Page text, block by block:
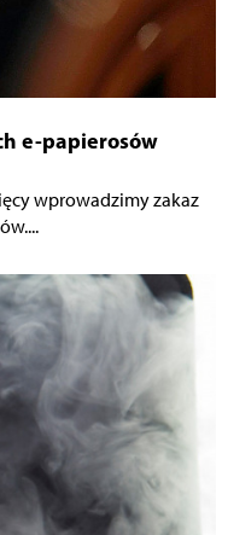
e-papierosów
wprowadzimy zakaz